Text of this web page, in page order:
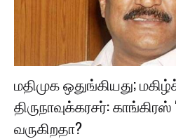
மதிமுக ஒதுங்கியது;
திருநாவுக்கரசர்: காங்கிரஸ்
வருகிறதா?